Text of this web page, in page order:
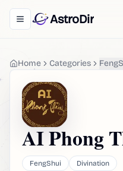
Toggle navigation menu
AstroDir
Home Categories
AI Phong
FengShui Divination